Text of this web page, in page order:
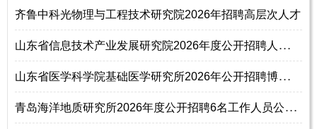
齐鲁中科光物理与工程技术研究院2026年招聘高层次人才
山
东省信息技术产业发展研究院2026年度公开招聘人员公告
山
东省医学科学院基础医学研究所2026年公开招聘博士研究生工作人员公告
青
岛海洋地质研究所2026年度公开招聘6名工作人员公告（第三批）